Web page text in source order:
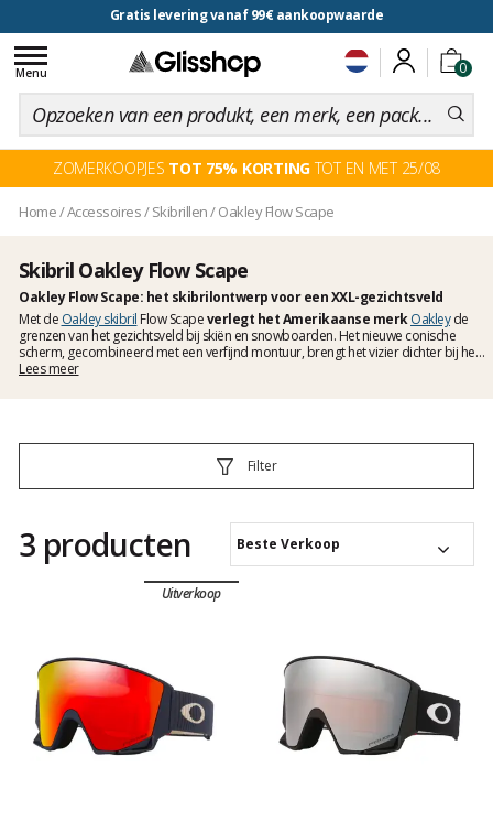
Gratis levering vanaf 99€ aankoopwaarde
voor een 100 dagen inruiling
0
Toggle
navigation
Menu
ZOMERKOOPJES TOT 75% KORTINGTOT EN MET 25/08
Home/Accessoires/Skibrillen/Oakley Flow Scape
Skibril Oakley Flow Scape
Oakley Flow Scape: het skibrilontwerp voor een XXL-gezichtsveld
Met de Oakley skibril Flow Scapeverlegt het Amerikaanse merk Oakleyde
grenzen van het gezichtsveld bij skiën en snowboarden. Het nieuwe conische
scherm, gecombineerd met een verfijnd montuur, brengt het vizier dichter bij het
gezicht voor een
Lees meer
Filter
3 producten Beste Verkoop
Uitverkoop